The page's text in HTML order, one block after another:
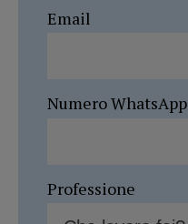
Email
Numero WhatsApp
Professione